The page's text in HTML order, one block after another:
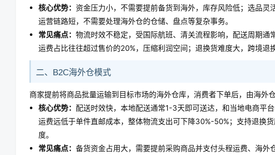
核心优势： 资金压力小，不需要提前备货到海外，库存风险低；选品灵
运营链路短，不需要处理海外仓的仓储、盘点等复杂事务。
常见痛点： 物流时效不稳定，受国际航班、清关流程影响，配送周期
运费占比往往超过售价的20%，压缩利润空间；退换货难度大，跨境退
二、B2C海外仓模式
商家提前将商品批量运输到目标市场的海外仓库，消费者下单后，由海外
核心优势： 配送时效快，本地配送通常1-3天即可送达，和当地电商平
运费远低于单件直邮成本，整体物流支出可下降30%-50%；支持退换
度。
常见痛点： 备货资金占用大，需要提前采购商品并支付头程运费、海